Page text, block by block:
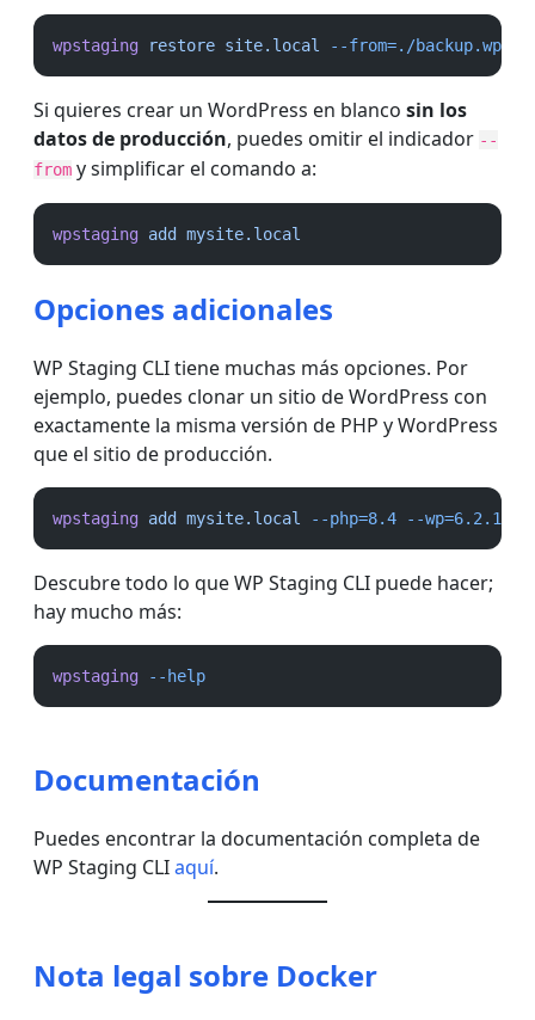
wpstaging restore site.local --from=./backup.wpstg
Si quieres crear un WordPress en blanco sin los
datos de producción, puedes omitir el indicador --
from y simplificar el comando a:
wpstaging add mysite.local
Opciones adicionales
WP Staging CLI tiene muchas más opciones. Por
ejemplo, puedes clonar un sitio de WordPress con
exactamente la misma versión de PHP y WordPress
que el sitio de producción.
wpstaging add mysite.local --php=8.4 --wp=6.2.1
Descubre todo lo que WP Staging CLI puede hacer;
hay mucho más:
wpstaging --help
Documentación
Puedes encontrar la documentación completa de
WP Staging CLIaquí.
Nota legal sobre Docker